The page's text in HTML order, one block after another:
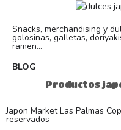
Snacks, merchandising y
golosinas, galletas,
ramen...
BLOG
Productos
Japon Market Las Palmas
reservados